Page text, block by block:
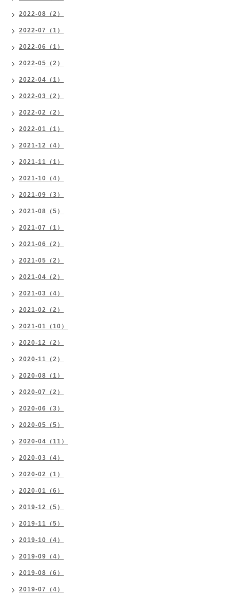
2022-08（2）
2022-07（1）
2022-06（1）
2022-05（2）
2022-04（1）
2022-03（2）
2022-02（2）
2022-01（1）
2021-12（4）
2021-11（1）
2021-10（4）
2021-09（3）
2021-08（5）
2021-07（1）
2021-06（2）
2021-05（2）
2021-04（2）
2021-03（4）
2021-02（2）
2021-01（10）
2020-12（2）
2020-11（2）
2020-08（1）
2020-07（2）
2020-06（3）
2020-05（5）
2020-04（11）
2020-03（4）
2020-02（1）
2020-01（6）
2019-12（5）
2019-11（5）
2019-10（4）
2019-09（4）
2019-08（6）
2019-07（4）